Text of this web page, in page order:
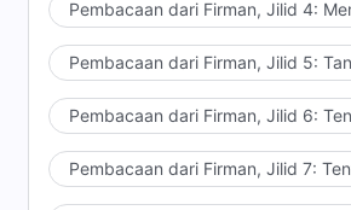
semacam ini mengganggu
gagasan dari masa lalu, pada
pelayanan mereka. Jika engkau
Tuhan tidak akan memujimu,
punggungmu sakit karena
Tuhan. Malah sebaliknya: Dia
Pembacaan dari Firman, Jilid 4:
Pembacaan dari Firman, Jilid 5:
Pembacaan dari Firman, Jilid 6:
Pembacaan dari Firman, Jilid 7: